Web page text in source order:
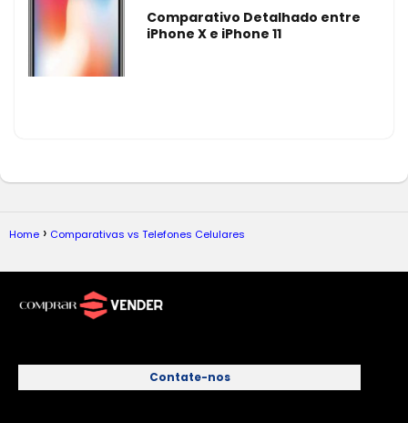
Comparativo Detalhado entre
iPhone X e iPhone 11
Home Comparativas vs Telefones Celulares
Contate-nos